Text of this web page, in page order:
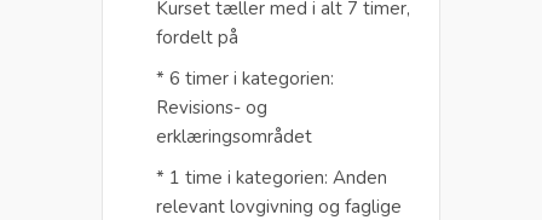
Kurset tæller med i alt 7 timer,
fordelt på
* 6 timer i kategorien:
Revisions- og
erklæringsområdet
* 1 time i kategorien: Anden
relevant lovgivning og faglige